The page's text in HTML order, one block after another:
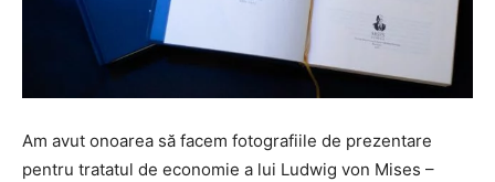
Am avut onoarea să facem fotografiile de prezentare
pentru tratatul de economie a lui Ludwig von Mises –